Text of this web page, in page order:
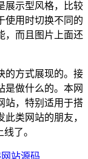
展示型风格，比较
使用时切换不同的
，而且图片上面还
的方式展现的。接
是做什么的。本网
站，特别适用于搭
类网站的朋友，
了。
站源码